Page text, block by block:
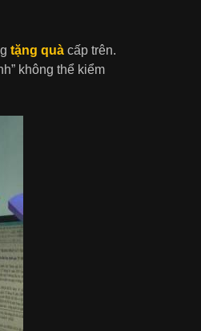
tặng quà cấp trên.
không thể kiểm